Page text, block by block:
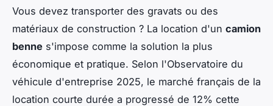
Vous devez transporter des gravats ou des
matériaux de construction ? La location d'un camion
benne s'impose comme la solution la plus
économique et pratique. Selon l'Observatoire du
véhicule d'entreprise 2025, le marché français de la
location courte durée a progressé de 12% cette